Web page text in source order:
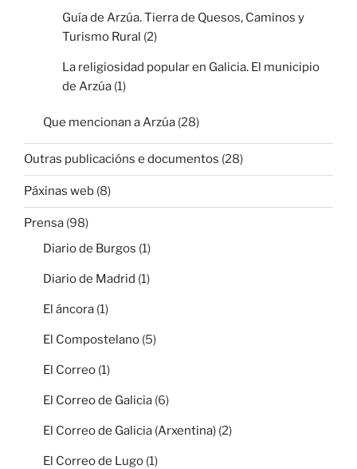
Guía de Arzúa. Tierra de Quesos, Caminos y
Turismo Rural (2)
La religiosidad popular en Galicia. El municipio
de Arzúa (1)
Que mencionan a Arzúa (28)
Outras publicacións e documentos (28)
Páxinas web (8)
Prensa (98)
Diario de Burgos (1)
Diario de Madrid (1)
El áncora (1)
El Compostelano (5)
El Correo (1)
El Correo de Galicia (6)
El Correo de Galicia (Arxentina) (2)
El Correo de Lugo (1)